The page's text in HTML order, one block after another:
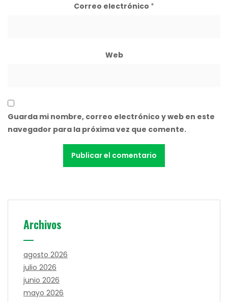
Correo electrónico *
Web
Guarda mi nombre, correo electrónico y web en este
navegador para la próxima vez que comente.
Archivos
agosto 2026
julio 2026
junio 2026
mayo 2026